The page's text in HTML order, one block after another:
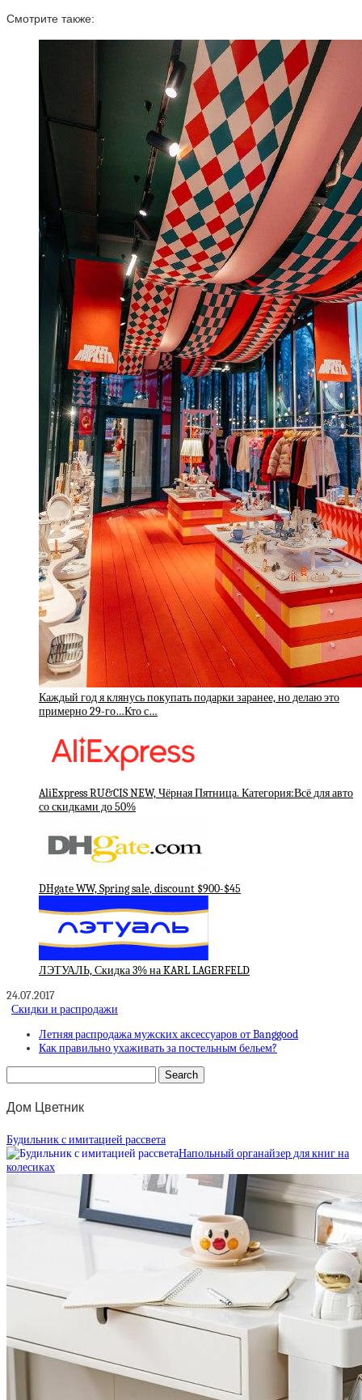
Смотрите также:
Каждый год я клянусь покупать подарки заранее, но делаю это
примерно 29-го…Кто с…
AliExpress RU&CIS NEW, Чёрная Пятница. Категория:Всё для авто
со скидками до 50%
DHgate WW, Spring sale, discount $900-$45
ЛЭТУАЛЬ, Скидка 3% на KARL LAGERFELD
24.07.2017
Скидки и распродажи
Летняя распродажа мужских аксессуаров от Banggood
Как правильно ухаживать за постельным бельем?
Дом Цветник
Будильник с имитацией рассвета
Напольный органайзер для книг на
колесиках